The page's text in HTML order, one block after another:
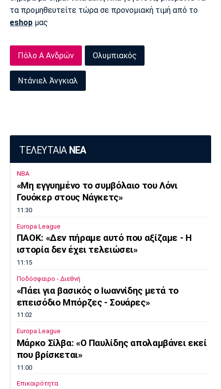
τα προμηθευτείτε τώρα σε προνομιακή τιμή από το
eshop μας
Πόλο Α Ανδρών Ολυμπιακός
Ντάνιελ Άνγκιαλ
ΤΕΛΕΥΤΑΙΑ ΝΕΑ
NBA
«Μη εγγυημένο το συμβόλαιο του Λόνι
Γουόκερ στους Νάγκετς»
11:30
Europa League
ΠΑΟΚ: «Δεν πήραμε αυτό που αξίζαμε - Η
ιστορία δεν έχει τελειώσει»
11:15
Ποδόσφαιρο - Διεθνή
«Πάει για βασικός ο Ιωαννίδης μετά το
επεισόδιο Μπόρζες - Σουάρες»
11:02
Europa League
Μάρκο Σίλβα: «Ο Παυλίδης απολαμβάνει εκεί
που βρίσκεται»
11:00
Επικαιρότητα